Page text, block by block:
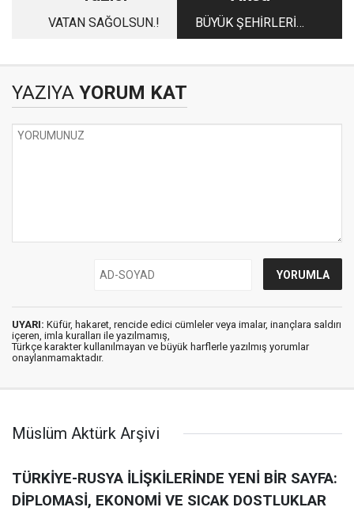
VATAN SAĞOLSUN.!
BÜYÜK ŞEHİRLERİN
KÜÇÜK RUHLU
YAZIYA YORUM KAT
UYARI: Küfür, hakaret, rencide edici cümleler veya imalar, inançlara saldırı
içeren, imla kuralları ile yazılmamış,
Türkçe karakter kullanılmayan ve büyük harflerle yazılmış yorumlar
onaylanmamaktadır.
Müslüm Aktürk Arşivi
TÜRKİYE-RUSYA İLİŞKİLERİNDE YENİ BİR SAYFA:
DİPLOMASİ, EKONOMİ VE SICAK DOSTLUKLAR